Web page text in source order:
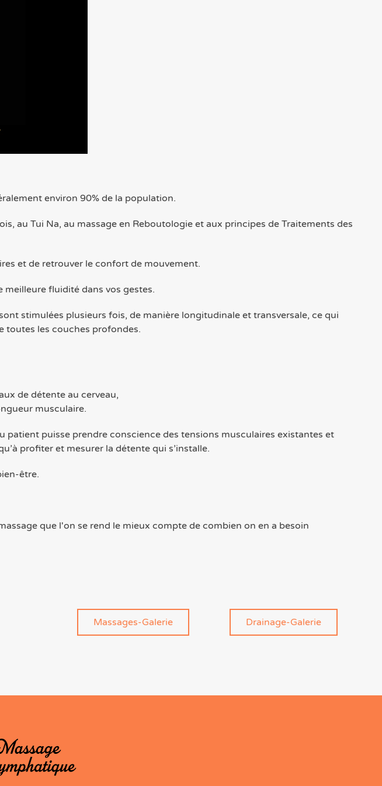
environ 90% de la population.
au Tui Na, au massage en Reboutologie et aux principes de Traitements des
et de retrouver le confort de mouvement.
meilleure fluidité dans vos gestes.
stimulées plusieurs fois, de manière longitudinale et transversale, ce qui
toutes les couches profondes.
de détente au cerveau,
musculaire.
patient puisse prendre conscience des tensions musculaires existantes et
profiter et mesurer la détente qui s’installe.
être.
que l'on se rend le mieux compte de combien on en a besoin
Massages-Galerie Drainage-Galerie